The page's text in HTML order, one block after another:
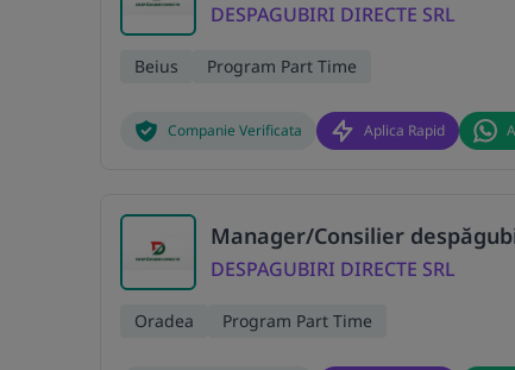
DESPAGUBIRI DIRECTE SRL
Beius Program Part Time
Companie Verificata Aplica Rapid
Manager/Consilier
DESPAGUBIRI DIRECTE SRL
Oradea Program Part Time